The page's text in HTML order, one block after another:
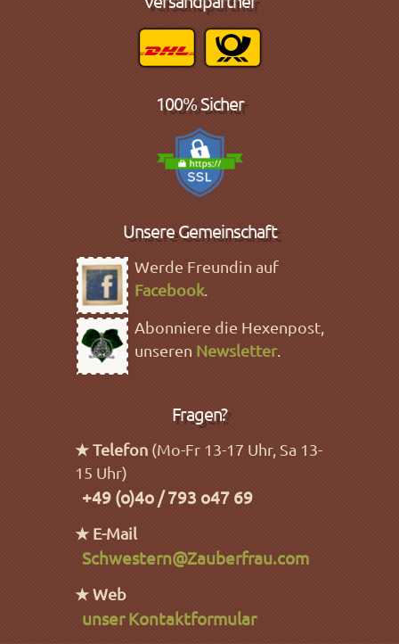
100% Sicher
Unsere Gemeinschaft
Werde Freundin auf
Facebook.
Abonniere die Hexenpost,
unseren Newsletter.
Fragen?
★ Telefon (Mo-Fr 13-17 Uhr, Sa 13-
15 Uhr)
+49 (o)4o / 793 o47 69
★ E-Mail
Schwestern@Zauberfrau.com
★ Web
unser Kontaktformular